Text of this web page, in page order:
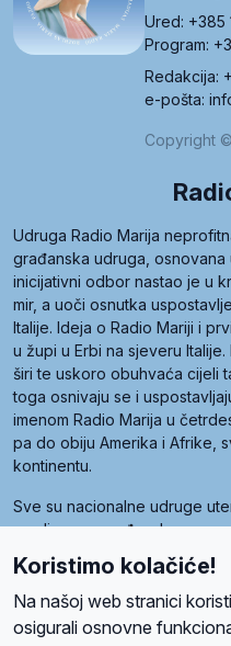
Ured: +385
Program:
Redakcija:
e-pošta:
Copyright
Udruga Radio Marija
građanska udruga, osnovana
inicijativni odbor nastao je u
mir, a uoči osnutka
Italije. Ideja o Radio Mariji i
u župi u Erbi na sjeveru
širi te uskoro obuhvaća cijeli
toga osnivaju se i
imenom Radio Marija u
pa do obiju Amerika i Afrike,
kontinentu.
Sve su nacionalne udruge
zemljama, a međusobna su
pod nazivom Svjetska obitelj
Radio Maria). Svjetsku obitelj
kojima je i hrvatska Udruga
Koristimo kolačiće!
Na našoj web stranici
osigurali osnovne